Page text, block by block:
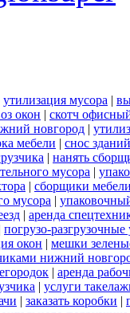
утилизация мусора |
окон | скотч
новгород |
мебели | снос зданий
| нанять
мусора |
| сборщики
мусора |
| аренда
погрузо-разгрузочные
окон | мешки
нижний
| аренда
| услуги
| заказать коробки |